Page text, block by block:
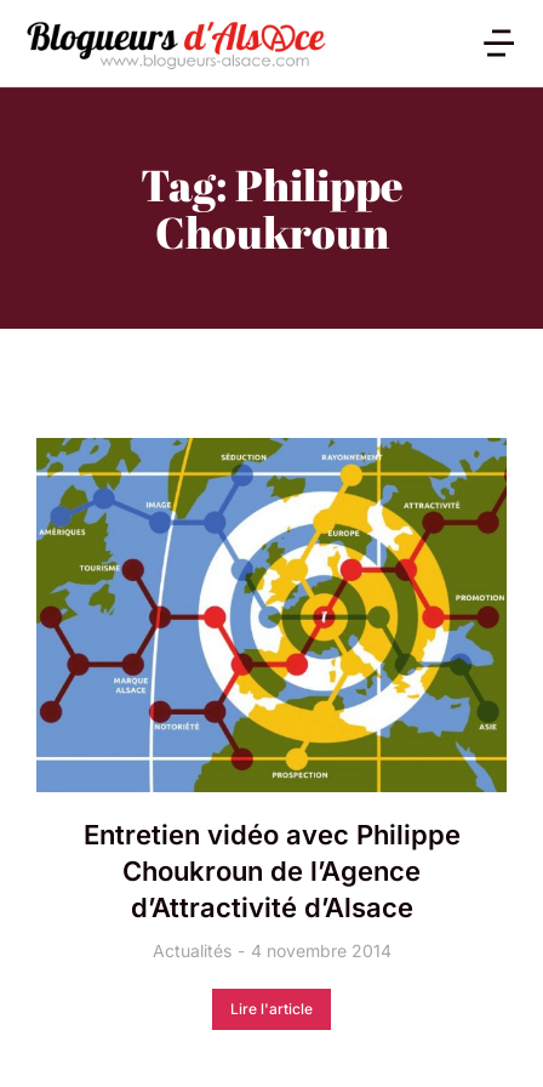
Tag: Philippe
Choukroun
Entretien vidéo avec Philippe
Choukroun de l’Agence
d’Attractivité d’Alsace
Actualités 4 novembre 2014
Lire l'article